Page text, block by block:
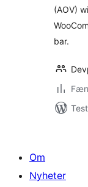
(AOV)
bar.
Om
Nyheter